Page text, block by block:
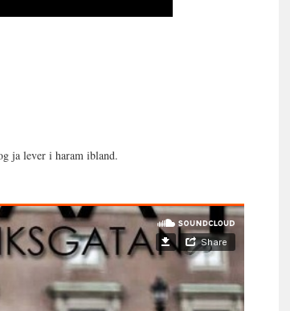
ja lever i haram ibland.